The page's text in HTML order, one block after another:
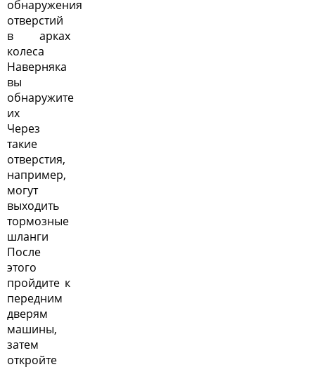
обнаружения
отверстий
в арках
колеса
Наверняка
вы
обнаружите
их
Через
такие
отверстия,
например,
могут
выходить
тормозные
шланги
После
этого
пройдите к
передним
дверям
машины,
затем
откройте